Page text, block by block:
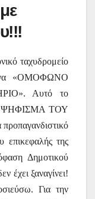
ταχυδρομείο
«ΟΜΟΦΩΝΟ
Αυτό το
ΨΗΦΙΣΜΑ ΤΟΥ
επικεφαλής της
Δημοτικού
έχει ξαναγίνει!
Για την